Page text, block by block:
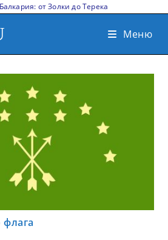
от Золки до Терека
Меню